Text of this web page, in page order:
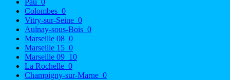
Colombes 0
Vitry-sur-Seine 0
Aulnay-sous-Bois 0
Marseille 08 0
Marseille 15 0
Marseille 09 10
La Rochelle 0
Champigny-sur-Marne 0